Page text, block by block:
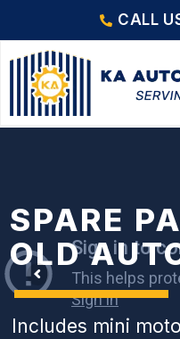
CALL
SPARE
OLD
Includes mini